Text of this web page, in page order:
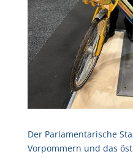
Der Parlamentarische
Vorpommern und das